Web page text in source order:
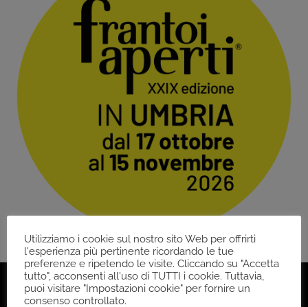
Utilizziamo i cookie sul nostro sito Web per offrirti
l'esperienza più pertinente ricordando le tue
preferenze e ripetendo le visite. Cliccando su "Accetta
tutto", acconsenti all'uso di TUTTI i cookie. Tuttavia,
puoi visitare "Impostazioni cookie" per fornire un
consenso controllato.